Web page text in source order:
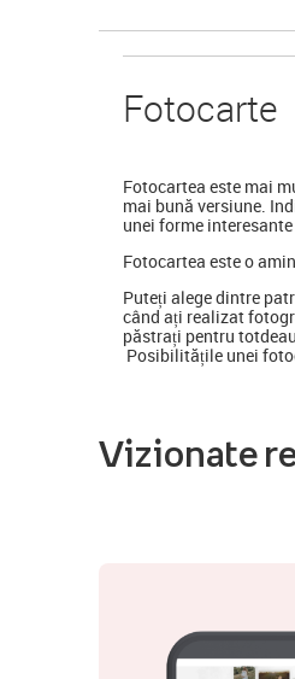
Fotocarte
Fotocartea este mai
mai bună versiune.
unei forme
Fotocartea este o
Puteți alege dintre
când ați realizat
păstrați pentru
Posibilitățile unei
Vizionate